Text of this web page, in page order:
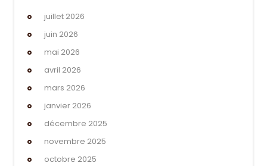
juillet 2026
juin 2026
mai 2026
avril 2026
mars 2026
janvier 2026
décembre 2025
novembre 2025
octobre 2025